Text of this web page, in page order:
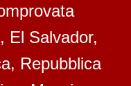
El Salvador,
Repubblica